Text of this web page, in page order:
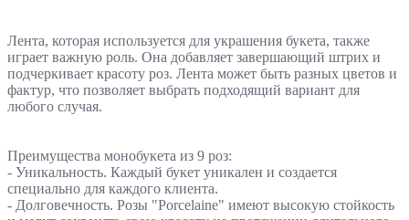
Лента, которая используется для украшения букета, также
играет важную роль. Она добавляет завершающий штрих и
подчеркивает красоту роз. Лента может быть разных цветов и
фактур, что позволяет выбрать подходящий вариант для
любого случая.
Преимущества монобукета из 9 роз:
- Уникальность. Каждый букет уникален и создается
специально для каждого клиента.
- Долговечность. Розы "Porcelaine" имеют высокую стойкость